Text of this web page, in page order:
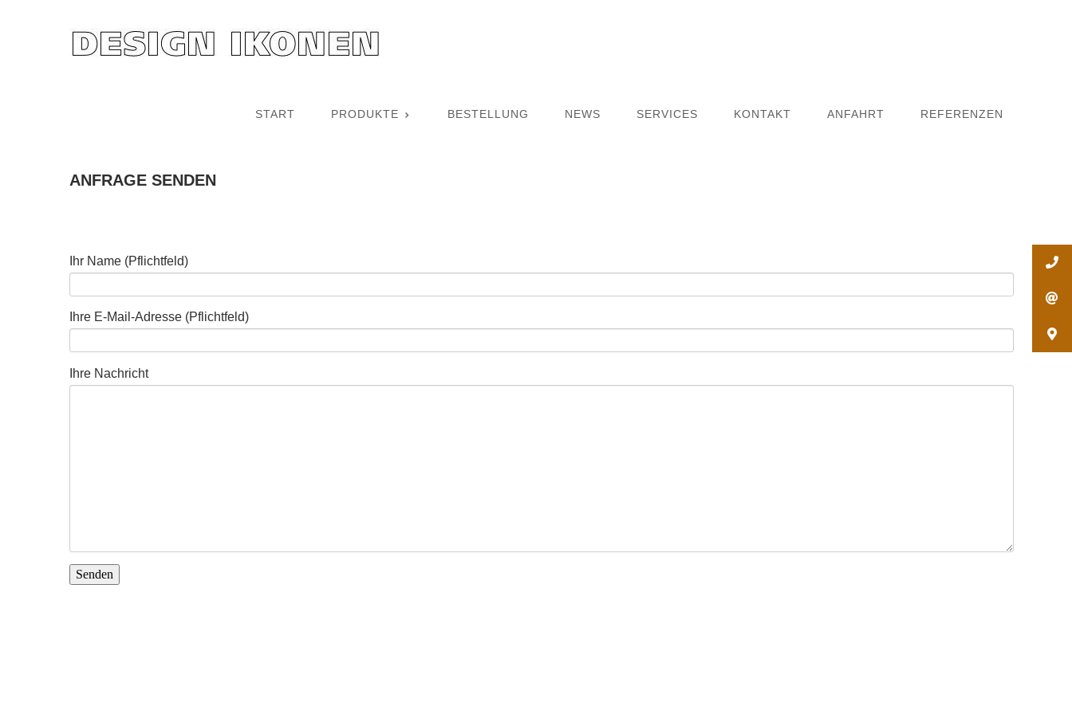
START PRODUKTE BESTELLUNG NEWS SERVICES KONTAKT ANFAHRT REFERENZEN
ANFRAGE SENDEN
Ihr Name (Pflichtfeld)
Ihre E-Mail-Adresse (Pflichtfeld)
Ihre Nachricht